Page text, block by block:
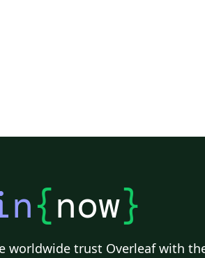
{now}
worldwide trust Overleaf with